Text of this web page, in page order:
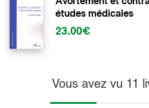
études médicales
23.00€
Vous avez vu 11